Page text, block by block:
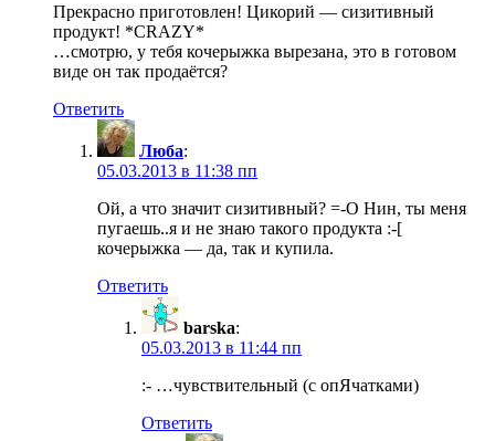
Прекрасно приготовлен! Цикорий — сизитивный
продукт! *CRAZY*
…смотрю, у тебя кочерыжка вырезана, это в готовом
виде он так продаётся?
Ответить
Люба:
05.03.2013 в 11:38 пп
Ой, а что значит сизитивный? =-O Нин, ты меня
пугаешь..я и не знаю такого продукта :-[
кочерыжка — да, так и купила.
Ответить
barska:
05.03.2013 в 11:44 пп
:- …чувствительный (с опЯчатками)
Ответить